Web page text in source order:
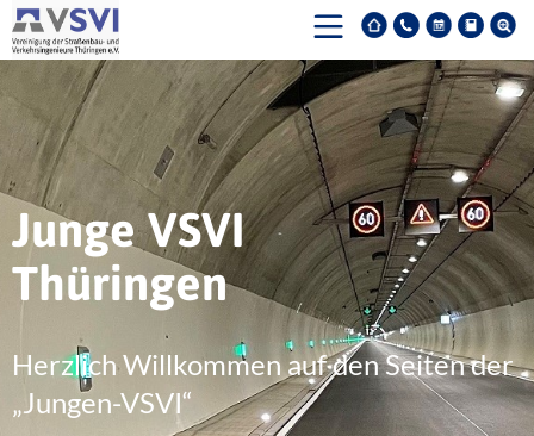
Junge VSVI
Thüringen
Herzlich Willkommen auf den Seiten der
„Jungen-VSVI“